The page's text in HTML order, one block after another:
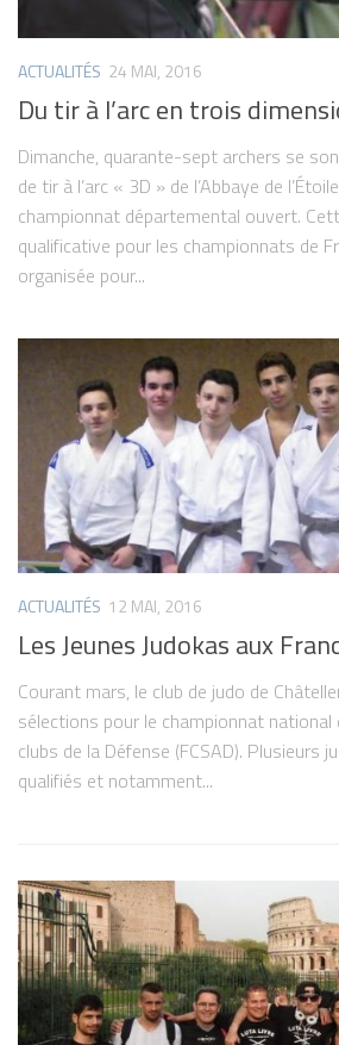
ACTUALITÉS 24 MAI, 2016
Du tir à l’arc en trois
Dimanche, quarante-sept archers se
de tir à l’arc « 3D » de l’Abbaye de
championnat départemental ouvert.
qualificative pour les championnats de
organisée pour...
ACTUALITÉS 12 MAI, 2016
Les Jeunes Judokas aux
Courant mars, le club de judo de
sélections pour le championnat
clubs de la Défense (FCSAD). Plusieurs
qualifiés et notamment...